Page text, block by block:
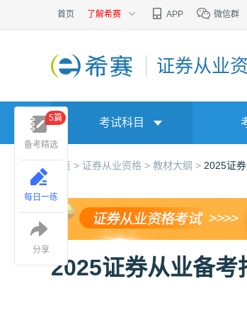
首页 了解希赛 APP 微信群
证券从业
考试科目
首页 > 证券从业资格 > 教材大纲 > 2025证
2025证券从业备考
备考精选
5篇
每日一练
分享